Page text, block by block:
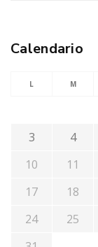
Calendario
L M
3
4
10
11
17
18
24
25